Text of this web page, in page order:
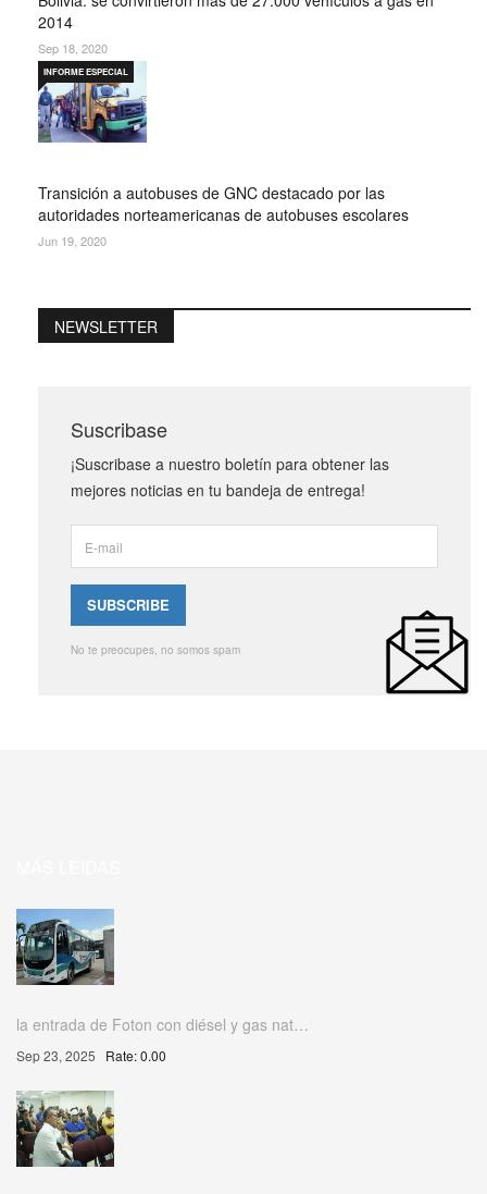
2014
Sep 18, 2020
Transición a autobuses de GNC destacado por las
autoridades norteamericanas de autobuses escolares
INFORME ESPECIAL
Jun 19, 2020
NEWSLETTER
Suscribase
¡Suscribase a nuestro boletín para obtener las
mejores noticias en tu bandeja de entrega!
No te preocupes, no somos spam
la entrada de Foton con diésel y gas nat…
Sep 23, 2025 Rate: 0.00